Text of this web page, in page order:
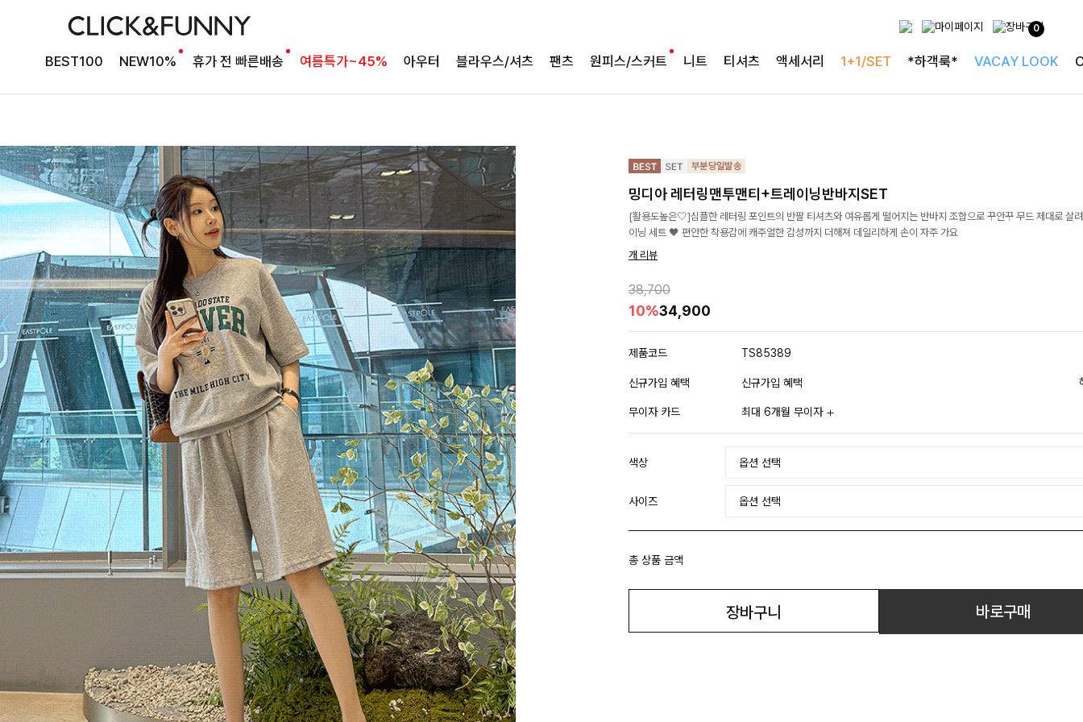
0
BEST100 NEW10% 휴가 전 빠른배송 여름특가~45% 아우터 블라우스/셔츠 팬츠 원피스/스커트 니트 티셔츠 액세서리 1+1/SET *하객룩* VACAY LOOK
밍디아 레터링맨투맨티+트레이닝반바지SET
[활용도높은🤍]심플한 레터링 포인트의 반팔 티셔츠와 여유롭게 떨어지는 반바지 조합으로 꾸안꾸 무드 제대로 살
이닝 세트 🖤 편안한 착용감에 캐주얼한 감성까지 더해져 데일리하게 손이 자주 가요
개 리뷰
38,700
10%34,900
제품코드 TS85389
신규가입 혜택 신규가입 혜택
무이자 카드 최대 6개월 무이자
색상
사이즈
총 상품 금액
장바구니 바로구매